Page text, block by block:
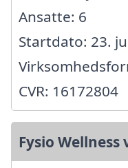
Ansatte: 6
Startdato: 23.
CVR: 16172804
Fysio